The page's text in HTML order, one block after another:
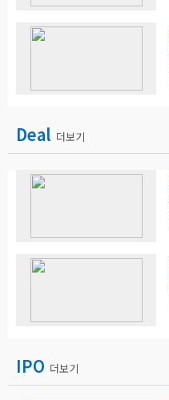
Deal 더보기
IPO 더보기